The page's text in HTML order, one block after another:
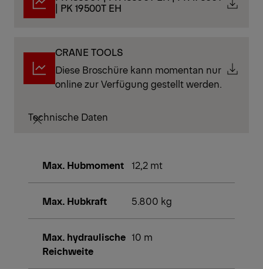
| PK 19500T EH
CRANE TOOLS
Diese Broschüre kann momentan nur
online zur Verfügung gestellt werden.
Technische Daten
Max. Hubmoment 12,2 mt
Max. Hubkraft 5.800 kg
Max. hydraulische
Reichweite
10 m